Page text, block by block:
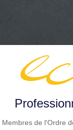
Membres de l'Ordre